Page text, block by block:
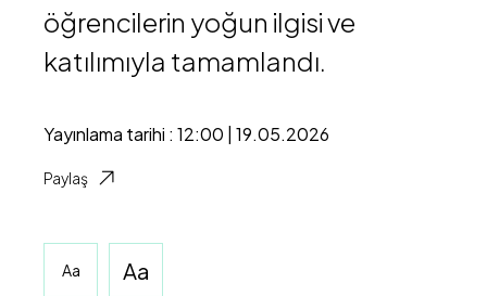
öğrencilerin yoğun ilgisi ve
katılımıyla tamamlandı.
Yayınlama tarihi : 12:00 | 19.05.2026
Paylaş
Aa Aa